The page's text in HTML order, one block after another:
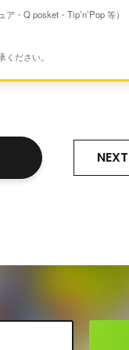
・Q posket・Tip’n’Pop 等）
ださい。
NEXT